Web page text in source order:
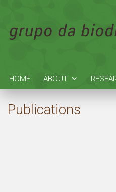
HOME ABOUT
Publications